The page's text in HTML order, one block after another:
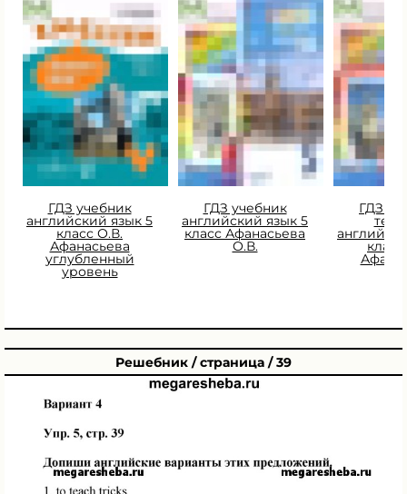
ГДЗ учебник
английский язык 5
класс О.В.
Афанасьева
углубленный
уровень
ГДЗ учебник
английский язык 5
класс Афанасьева
О.В.
ГДЗ
Решебник / страница / 39